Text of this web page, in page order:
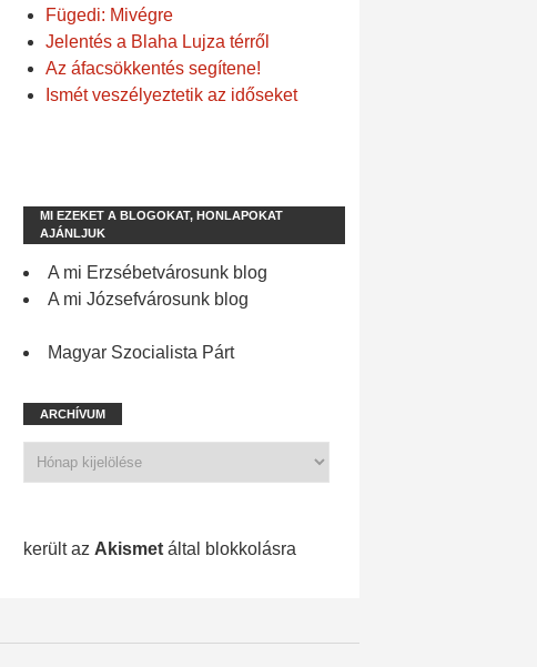
Fügedi: Mivégre
Jelentés a Blaha Lujza térről
Az áfacsökkentés segítene!
Ismét veszélyeztetik az időseket
MI EZEKET A BLOGOKAT, HONLAPOKAT
AJÁNLJUK
A mi Erzsébetvárosunk blog
A mi Józsefvárosunk blog
Magyar Szocialista Párt
ARCHÍVUM
került az Akismet által blokkolásra